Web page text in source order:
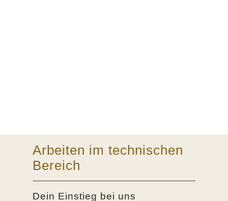
Arbeiten im technischen
Bereich
Dein Einstieg bei uns